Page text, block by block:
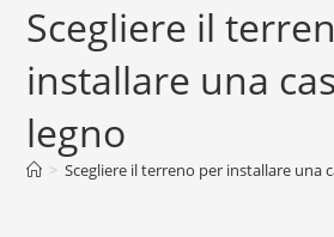
Scegliere il
installare una
legno
> Scegliere il terreno per installare una